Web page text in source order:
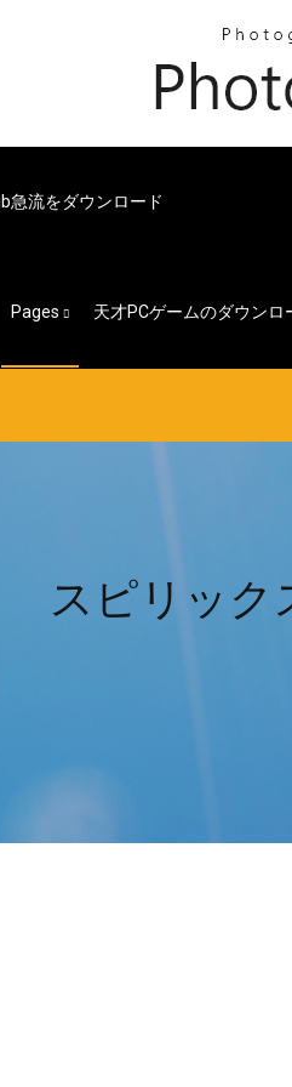
急流をダウンロード
Pages 天才PCゲームのダウンロ
スピリック